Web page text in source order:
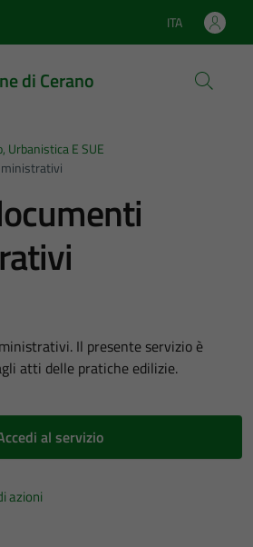
Lingua attiva:
ITA
di Cerano
Urbanistica E SUE
Il presente servizio è
atti delle pratiche edilizie.
al servizio
azioni